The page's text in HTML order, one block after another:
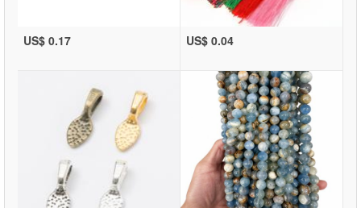
US$ 0.17 US$ 0.04